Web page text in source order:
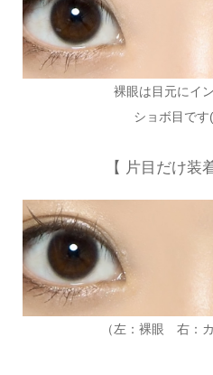
裸眼は目元にイ
ショボ目で
【 片目だけ装
（左：裸眼 右：